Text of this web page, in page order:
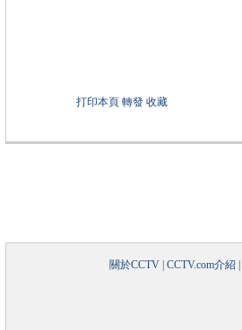
打印本頁 轉發 收藏
關於CCTV CCTV.com介紹